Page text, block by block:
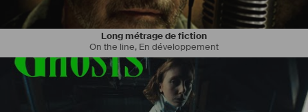
Long métrage de fiction
On the line, En développement